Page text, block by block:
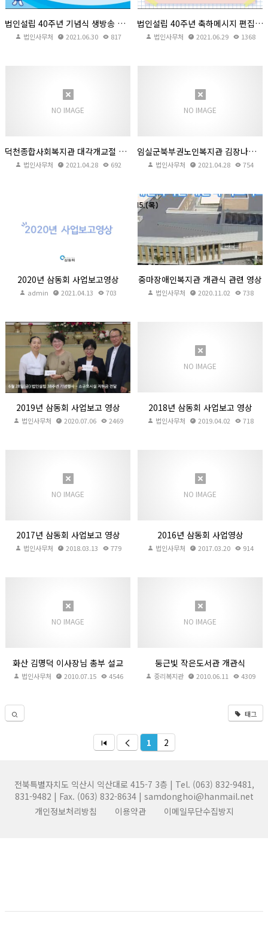
법인설립 40주년 기념식 생방송 영상 공유
법인사무처 2021.06.30 817
법인설립 40주년 축하메시지 편집없이 몰아보기!!
법인사무처 2021.06.29 1368
2021.04.28
NO IMAGE
덕천종합사회복지관 대각개교절 축하영상 및 텃밭이야기 사업
법인사무처 2021.04.28 692
2021.04.28
NO IMAGE
임실군북부권노인복지관 김장나눔이야기 및 만수무강 팔순잔치
법인사무처 2021.04.28 754
2020년 삼동회 사업보고영상
admin 2021.04.13 703
중마장애인복지관 개관식 관련 영상
법인사무처 2020.11.02 738
중마장애인복지관 개관식 관련 영상
법인사무처 2020.11.02 738
2019년 삼동회 사업보고 영상
법인사무처
2020.07.06
2469
2019년 삼동회 사업보고 영상
법인사무처 2020.07.06 2469
NO IMAGE
2018년 삼동회 사업보고 영상
법인사무처 2019.04.02 718
NO IMAGE
2017년 삼동회 사업보고 영상
법인사무처 2018.03.13 779
NO IMAGE
2016년 삼동회 사업영상
법인사무처 2017.03.20 914
4546
NO IMAGE
화산 김명덕 이사장님 총부 설교
법인사무처 2010.07.15 4546
4309
NO IMAGE
둥근빛 작은도서관 개관식
중리복지관 2010.06.11 4309
태그
1 2
전북특별자치도 익산시 익산대로 415-7 3층 | Tel. (063) 832-9481,
831-9482 | Fax. (063) 832-8634 | samdonghoi@hanmail.net
개인정보처리방침
이용약관 이메일무단수집방지